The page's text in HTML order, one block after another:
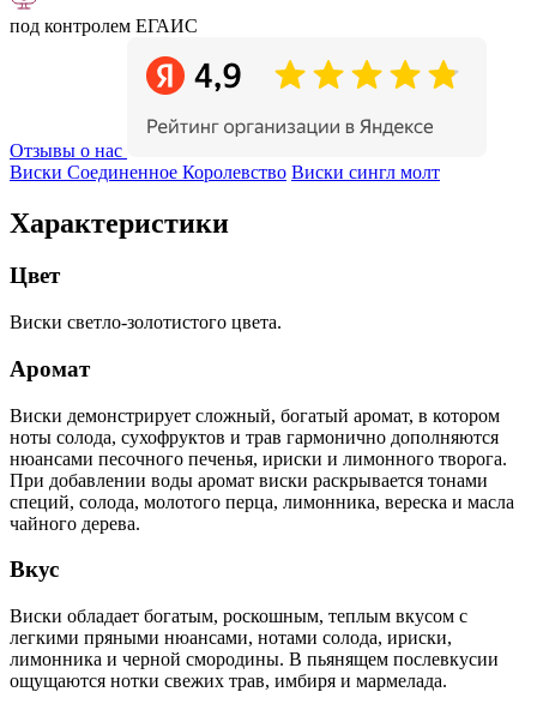
под контролем ЕГАИС
Отзывы о нас
Виски Соединенное Королевство Виски сингл молт
Характеристики
Цвет
Виски светло-золотистого цвета.
Аромат
Виски демонстрирует сложный, богатый аромат, в котором
ноты солода, сухофруктов и трав гармонично дополняются
нюансами песочного печенья, ириски и лимонного творога.
При добавлении воды аромат виски раскрывается тонами
специй, солода, молотого перца, лимонника, вереска и масла
чайного дерева.
Вкус
Виски обладает богатым, роскошным, теплым вкусом с
легкими пряными нюансами, нотами солода, ириски,
лимонника и черной смородины. В пьянящем послевкусии
ощущаются нотки свежих трав, имбиря и мармелада.